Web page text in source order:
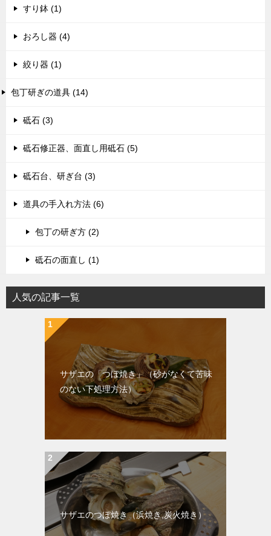
すり鉢 (1)
おろし器 (4)
絞り器 (1)
包丁研ぎの道具 (14)
砥石 (3)
砥石修正器、面直し用砥石 (5)
砥石台、研ぎ台 (3)
道具の手入れ方法 (6)
包丁の研ぎ方 (2)
砥石の面直し (1)
人気の記事一覧
サザエの「つぼ焼き」（砂がなくて苦味
のない下処理方法）
サザエのつぼ焼き（浜焼き,炭火焼き）